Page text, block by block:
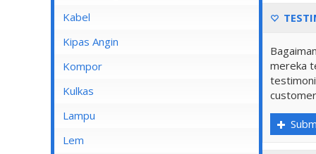
Kabel
Inbow/Outbow T Dus
Kabel Aksesoris
Kabel Antena
Kabel BC
Kipas Angin
Kipas Angin Berdiri
Kipas Angin Dinding
Kipas Angin Duduk
Kipas Angin Gantung
Kompor
Kompor Rinnai
Kulkas
LG
POLYTRON
Lampu
Fitting Lampu
Lem
mereka